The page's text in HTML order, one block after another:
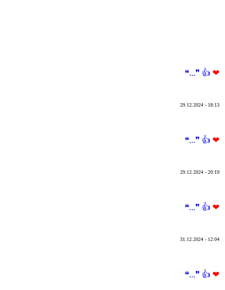
❝...❞ 👍 ❤
29.12.2024 - 18:13
❝...❞ 👍 ❤
29.12.2024 - 20:19
❝...❞ 👍 ❤
31.12.2024 - 12:04
❝...❞ 👍 ❤